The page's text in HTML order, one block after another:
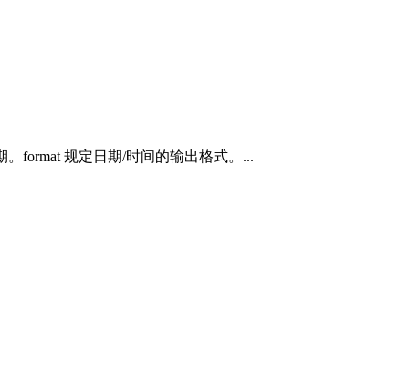
format 规定日期/时间的输出格式。...